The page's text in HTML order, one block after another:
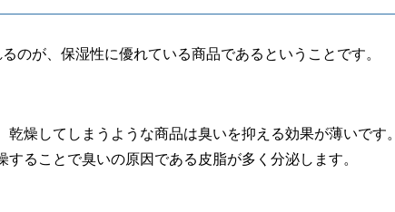
のが、保湿性に優れている商品であるということです。
乾燥してしまうような商品は臭いを抑える効果が薄いです。
することで臭いの原因である皮脂が多く分泌します。